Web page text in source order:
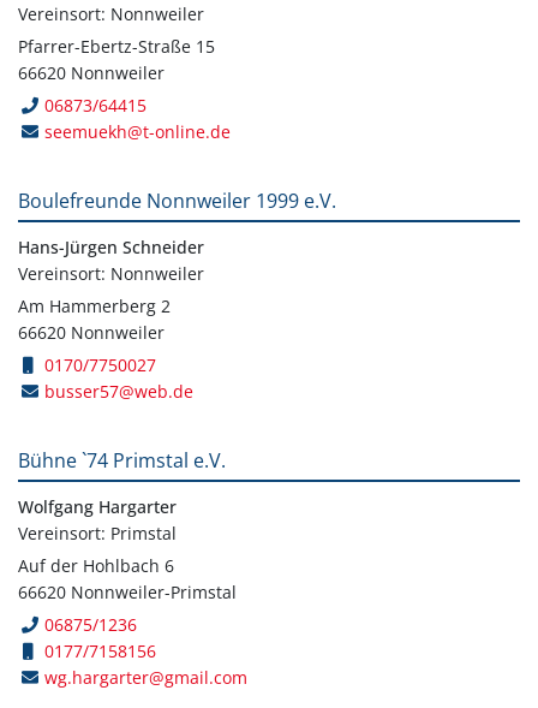
Vereinsort: Nonnweiler
Pfarrer-Ebertz-Straße 15
66620 Nonnweiler
06873/64415
seemuekh@t-online.de
Boulefreunde Nonnweiler 1999 e.V.
Hans-Jürgen Schneider
Vereinsort: Nonnweiler
Am Hammerberg 2
66620 Nonnweiler
0170/7750027
busser57@web.de
Bühne `74 Primstal e.V.
Wolfgang Hargarter
Vereinsort: Primstal
Auf der Hohlbach 6
66620 Nonnweiler-Primstal
06875/1236
0177/7158156
wg.hargarter@gmail.com